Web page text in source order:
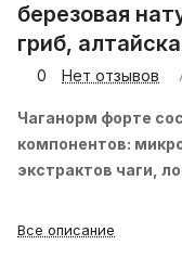
березовая
гриб,
0 Нет отзывов
Чаганорм форте
компонентов:
экстрактов чаги,
Все описание